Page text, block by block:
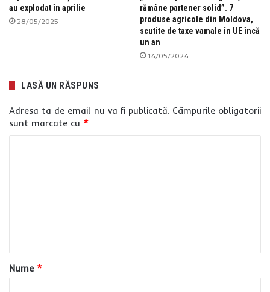
au explodat în aprilie
28/05/2025
rămâne partener solid”. 7
produse agricole din Moldova,
scutite de taxe vamale în UE încă
un an
14/05/2024
LASĂ UN RĂSPUNS
Adresa ta de email nu va fi publicată. Câmpurile obligatorii
sunt marcate cu *
a
r
Nume *